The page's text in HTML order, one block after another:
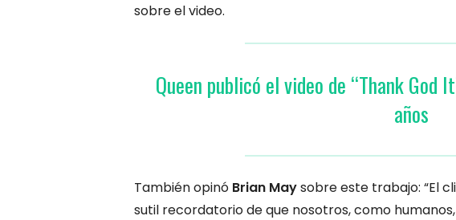
sobre el video.
Queen publicó el video de “Thank God
años
También opinó Brian Maysobre este trabajo: “El
sutil recordatorio de que nosotros, como